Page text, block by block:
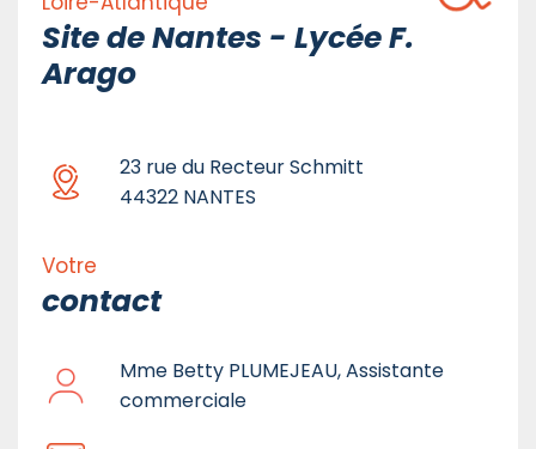
Site de Nantes - Lycée F.
Arago
23 rue du Recteur Schmitt
44322 NANTES
Votre
contact
Mme Betty PLUMEJEAU, Assistante
commerciale